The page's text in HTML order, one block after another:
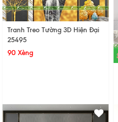
Tranh Treo Tường 3D Hiện Đại
25495
90 Xèng